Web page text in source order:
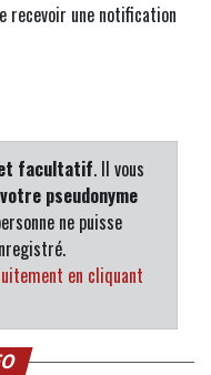
recevoir une notification
facultatif. Il vous
pseudonyme
ne puisse
en cliquant